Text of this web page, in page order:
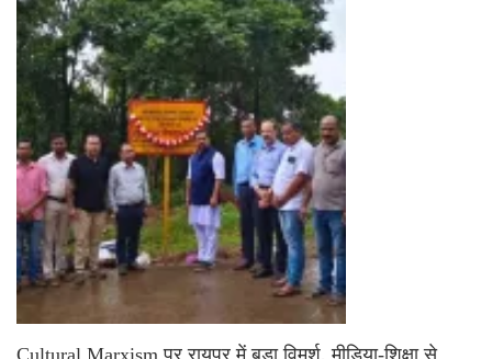
Cultural Marxism पर रायपुर में बड़ा विमर्श, मीडिया-शिक्षा से